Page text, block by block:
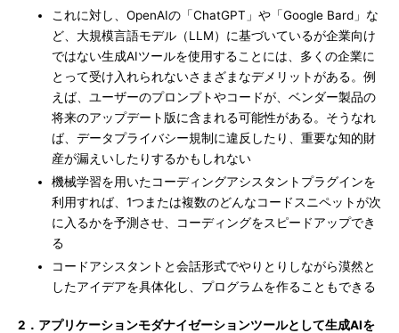
これに対し、OpenAIの「ChatGPT」や「Google Bard」な
ど、大規模言語モデル（LLM）に基づいているが企業向け
ではない生成AIツールを使用することには、多くの企業に
とって受け入れられないさまざまなデメリットがある。例
えば、ユーザーのプロンプトやコードが、ベンダー製品の
将来のアップデート版に含まれる可能性がある。そうなれ
ば、データプライバシー規制に違反したり、重要な知的財
産が漏えいしたりするかもしれない
機械学習を用いたコーディングアシスタントプラグインを
利用すれば、1つまたは複数のどんなコードスニペットが次
に入るかを予測させ、コーディングをスピードアップでき
る
コードアシスタントと会話形式でやりとりしながら漠然と
したアイデアを具体化し、プログラムを作ることもできる
2．アプリケーションモダナイゼーションツールとして生成AIを